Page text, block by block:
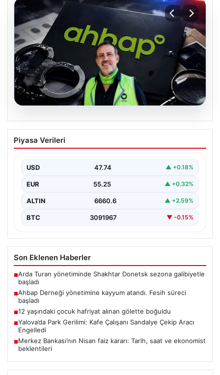
Ahbap Derneği yönetimine kayyum
atandı. Fesih süreci başladı
Piyasa Verileri
USD 47.74 ▲ +0.18%
EUR 55.25 ▲ +0.32%
ALTIN 6660.6 ▲ +2.59%
BTC 3091967 ▼ -0.15%
Son Eklenen Haberler
■Arda Turan yönetiminde Shakhtar Donetsk sezona galibiyetle
başladı
■Ahbap Derneği yönetimine kayyum atandı. Fesih süreci
başladı
■12 yaşındaki çocuk hafriyat alınan gölette boğuldu
■Yalova’da Park Gerilimi: Kafe Çalışanı Sandalye Çekip Aracı
Engelledi
■Merkez Bankası’nın Nisan faiz kararı: Tarih, saat ve ekonomist
beklentileri